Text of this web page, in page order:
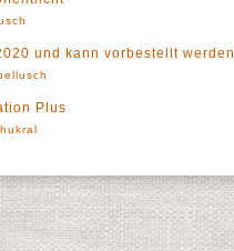
und kann vorbestellt werden
Plus